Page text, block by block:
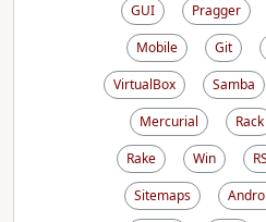
GUI
Pragger
Mobile
Git
VirtualBox
Samba
Mercurial
Rack
Rake
Win
Sitemaps